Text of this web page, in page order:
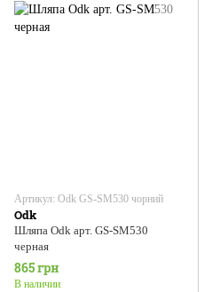
Артикул: Odk GS-SM530 чорний
Odk
Шляпа Odk арт. GS-SM530
черная
865 грн
В наличии